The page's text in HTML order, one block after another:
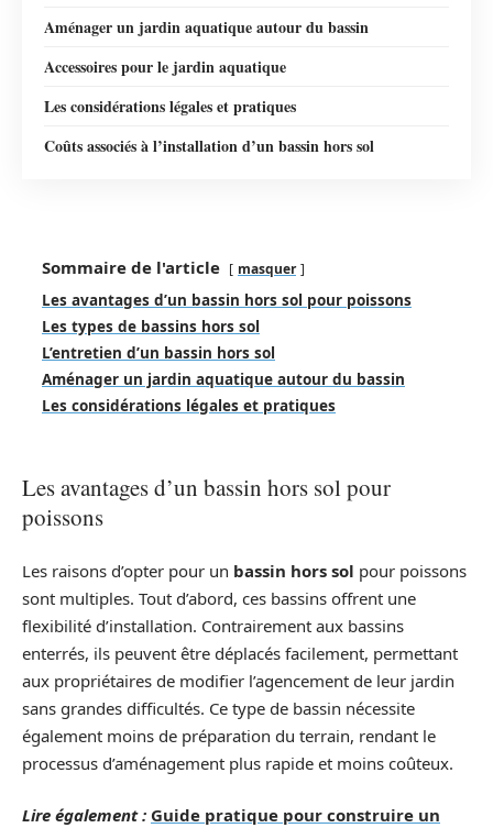
Aménager un jardin aquatique autour du bassin
Accessoires pour le jardin aquatique
Les considérations légales et pratiques
Coûts associés à l’installation d’un bassin hors sol
Sommaire de l'article masquer
Les avantages d’un bassin hors sol pour poissons
Les types de bassins hors sol
L’entretien d’un bassin hors sol
Aménager un jardin aquatique autour du bassin
Les considérations légales et pratiques
Les avantages d’un bassin hors sol pour
poissons
Les raisons d’opter pour un bassin hors sol pour poissons
sont multiples. Tout d’abord, ces bassins offrent une
flexibilité d’installation. Contrairement aux bassins
enterrés, ils peuvent être déplacés facilement, permettant
aux propriétaires de modifier l’agencement de leur jardin
sans grandes difficultés. Ce type de bassin nécessite
également moins de préparation du terrain, rendant le
processus d’aménagement plus rapide et moins coûteux.
Lire également : Guide pratique pour construire un